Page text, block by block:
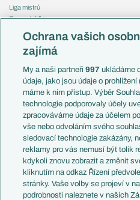
Liga mistrů
Evropská liga
Mistrovství světa
Liga národů
Témata
Představení týmů MS
EuroSkauting
PL v kostce
Evropské koeficienty
Přestupy
Přestupové spekulace
Zranění
Kluby
Arsenal FC
Ochrana vašich
zajímá
My a naši partneři997 ukládáme
údaje, jako jsou údaje o
máme k nim přístup. Výběr
technologie podporovaly účely
zpracováváme údaje za účelem
vše nebo odvoláním svého
sledovací technologie zakázány,
reklamy pro vás nemusí být tolik
kdykoli znovu zobrazit a změnit
kliknutím na odkaz Řízení
stránky. Vaše volby se projeví v
podrobnosti naleznete v našich